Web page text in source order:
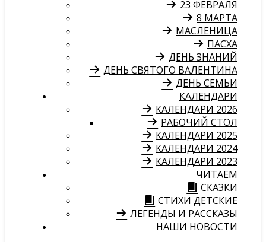
23 ФЕВРАЛЯ
8 МАРТА
МАСЛЕНИЦА
ПАСХА
ДЕНЬ ЗНАНИЙ
ДЕНЬ СВЯТОГО ВАЛЕНТИНА
ДЕНЬ СЕМЬИ
КАЛЕНДАРИ
КАЛЕНДАРИ 2026
РАБОЧИЙ СТОЛ
КАЛЕНДАРИ 2025
КАЛЕНДАРИ 2024
КАЛЕНДАРИ 2023
ЧИТАЕМ
СКАЗКИ
СТИХИ ДЕТСКИЕ
ЛЕГЕНДЫ И РАССКАЗЫ
НАШИ НОВОСТИ